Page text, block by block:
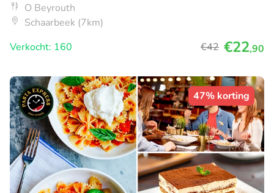
O Beyrouth
Schaarbeek (7km)
Verkocht: 160
€42 €22,90
47% korting